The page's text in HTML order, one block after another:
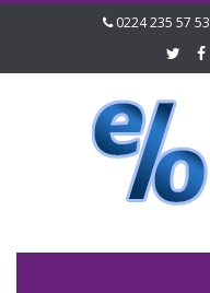
0224 235 57 53